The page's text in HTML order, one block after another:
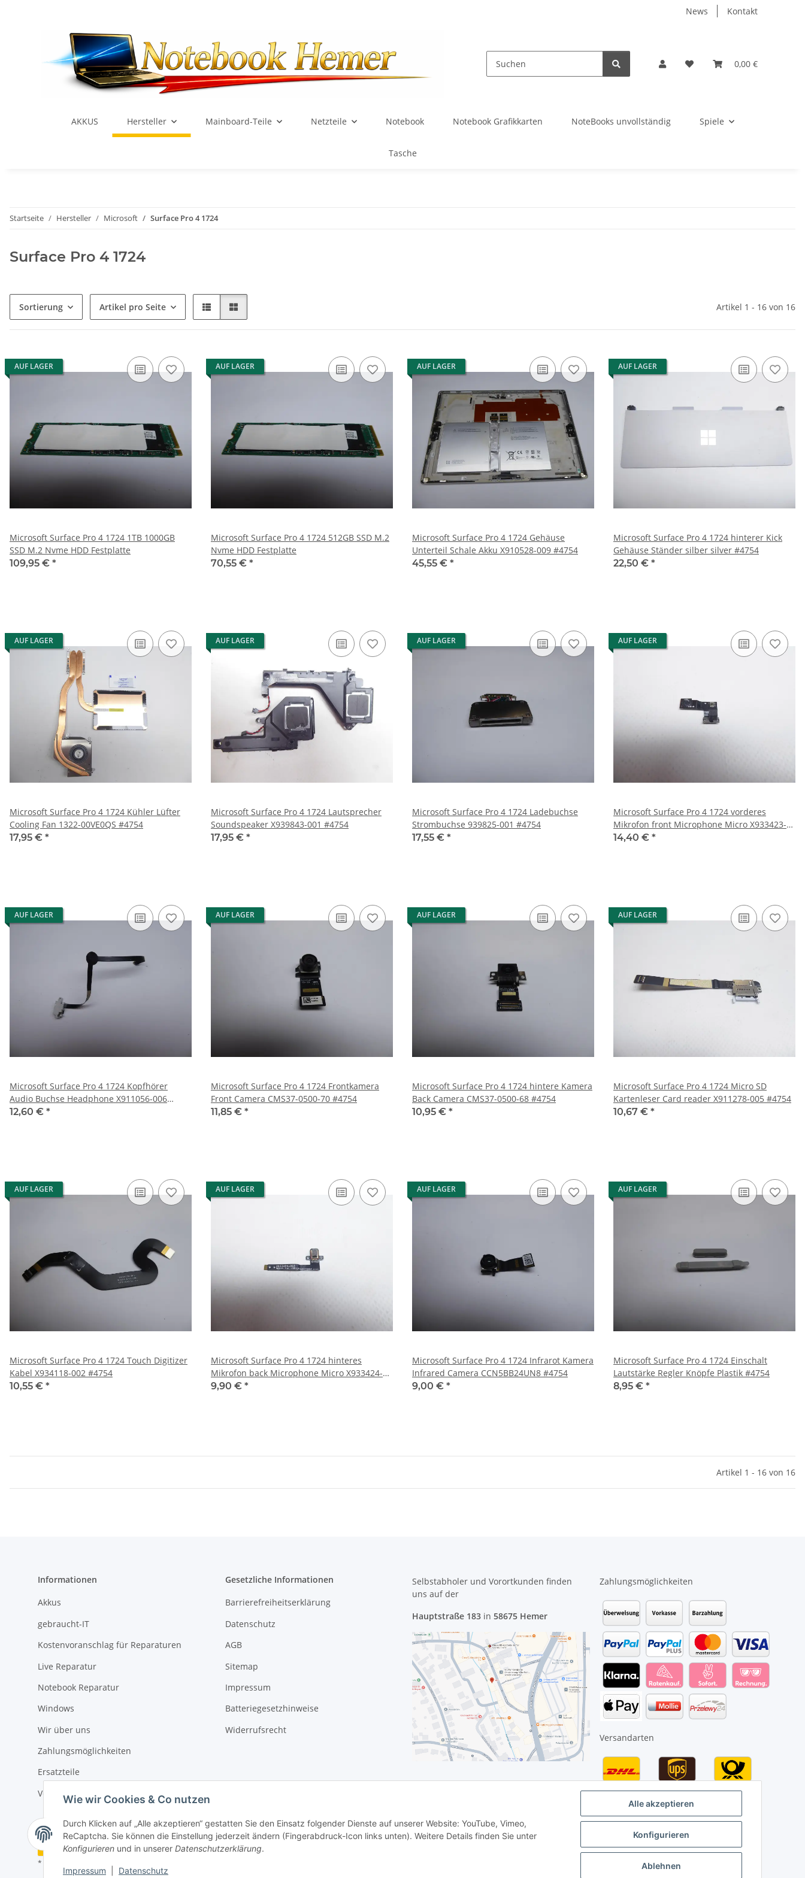
Alle akzeptieren
Konfigurieren
Ablehnen
Wie wir Cookies & Co nutzen
Durch Klicken auf „Alle akzeptieren“ gestatten Sie den Einsatz folgender Dienste auf unserer Website: YouTube, Vimeo,
ReCaptcha. Sie können die Einstellung jederzeit ändern (Fingerabdruck-Icon links unten). Weitere Details finden Sie unter
Konfigurieren und in unserer Datenschutzerklärung.
Impressum Datenschutz
News Kontakt
0,00 €
AKKUS Hersteller Mainboard-Teile Netzteile Notebook Notebook Grafikkarten NoteBooks unvollständig Spiele
Tasche
Startseite Hersteller Microsoft Surface Pro 4 1724
Surface Pro 4 1724
Sortierung Artikel pro Seite Artikel 1 - 16 von 16
AUF LAGER
Microsoft Surface Pro 4 1724 1TB 1000GB
SSD M.2 Nvme HDD Festplatte
109,95 € *
AUF LAGER
Microsoft Surface Pro 4 1724 512GB SSD M.2
Nvme HDD Festplatte
70,55 € *
AUF LAGER
Microsoft Surface Pro 4 1724 Gehäuse
Unterteil Schale Akku X910528-009 #4754
45,55 € *
AUF LAGER
Microsoft Surface Pro 4 1724 hinterer Kick
Gehäuse Ständer silber silver #4754
22,50 € *
AUF LAGER
Microsoft Surface Pro 4 1724 Kühler Lüfter
Cooling Fan 1322-00VE0QS #4754
17,95 € *
AUF LAGER
Microsoft Surface Pro 4 1724 Lautsprecher
Soundspeaker X939843-001 #4754
17,95 € *
AUF LAGER
Microsoft Surface Pro 4 1724 Ladebuchse
Strombuchse 939825-001 #4754
17,55 € *
AUF LAGER
Microsoft Surface Pro 4 1724 vorderes
Mikrofon front Microphone Micro X933423-
005 #4754
14,40 € *
AUF LAGER
Microsoft Surface Pro 4 1724 Kopfhörer
Audio Buchse Headphone X911056-006
#4754
12,60 € *
AUF LAGER
Microsoft Surface Pro 4 1724 Frontkamera
Front Camera CMS37-0500-70 #4754
11,85 € *
AUF LAGER
Microsoft Surface Pro 4 1724 hintere Kamera
Back Camera CMS37-0500-68 #4754
10,95 € *
AUF LAGER
Microsoft Surface Pro 4 1724 Micro SD
Kartenleser Card reader X911278-005 #4754
10,67 € *
AUF LAGER
Microsoft Surface Pro 4 1724 Touch Digitizer
Kabel X934118-002 #4754
10,55 € *
AUF LAGER
Microsoft Surface Pro 4 1724 hinteres
Mikrofon back Microphone Micro X933424-
003 #4754
9,90 € *
AUF LAGER
Microsoft Surface Pro 4 1724 Infrarot Kamera
Infrared Camera CCN5BB24UN8 #4754
9,00 € *
AUF LAGER
Microsoft Surface Pro 4 1724 Einschalt
Lautstärke Regler Knöpfe Plastik #4754
8,95 € *
Artikel 1 - 16 von 16
Informationen
Akkus
gebraucht-IT
Kostenvoranschlag für Reparaturen
Live Reparatur
Notebook Reparatur
Windows
Wir über uns
Zahlungsmöglichkeiten
Ersatzteile
Versandinformationen
Gesetzliche Informationen
Barrierefreiheitserklärung
Datenschutz
AGB
Sitemap
Impressum
Batteriegesetzhinweise
Widerrufsrecht
Selbstabholer und Vorortkunden finden
uns auf der
Hauptstraße 183 in 58675 Hemer
Zahlungsmöglichkeiten
Versandarten
Vertrag widerrufen
* Alle Preise inkl. gesetzlicher USt., zzgl.